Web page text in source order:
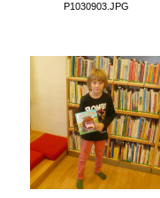
P1030903.JPG